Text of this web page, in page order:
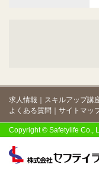
求人情報 スキルアップ講
よくある質問
サイトマッ
Copyright © Safetylife Co.,